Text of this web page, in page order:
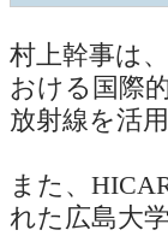
村上幹事は
おける国際
放射線を活
また、
れた広島大